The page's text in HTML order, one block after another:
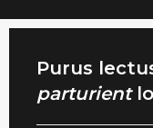
Purus
parturient